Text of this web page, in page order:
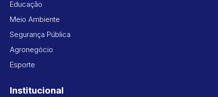
Educação
Meio Ambiente
Segurança Pública
Agronegócio
Esporte
Institucional